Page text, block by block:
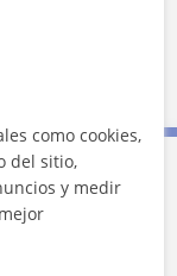
como cookies,
del sitio,
y medir